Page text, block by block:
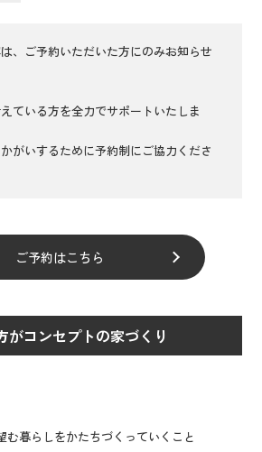
、ご予約いただいた方にのみお知らせ
ている方を全力でサポートいたしま
がいするために予約制にご協力くださ
ご予約はこちら
がコンセプトの家づくり
む暮らしをかたちづくっていくこと